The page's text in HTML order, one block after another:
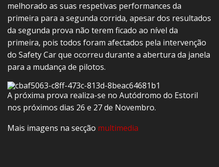
melhorado as suas respetivas performances da
primeira para a segunda corrida, apesar dos resultados
da segunda prova não terem ficado ao nível da
primeira, pois todos foram afectados pela intervenção
do Safety Car que ocorreu durante a abertura da janela
para a mudança de pilotos.
A próxima prova realiza-se no Autódromo do Estoril
nos próximos dias 26 e 27 de Novembro.
Mais imagens na secção multimedia